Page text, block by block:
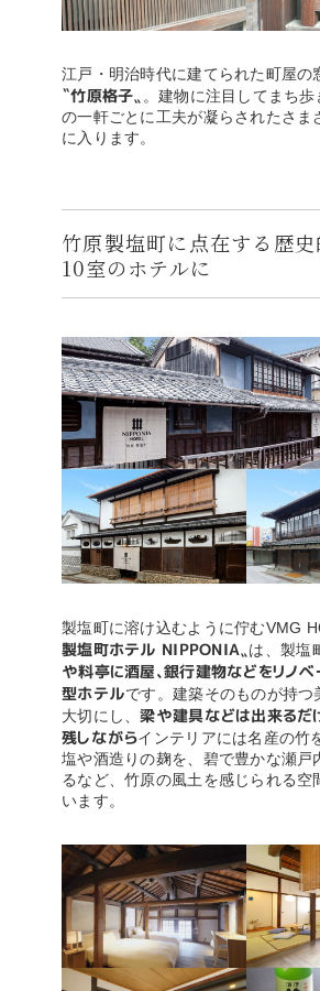
江戸・明治時代に建てられた町屋の
〝竹原格子〟 。建物に注目してまち
の一軒ごとに工夫が凝らされたさま
に入ります。
竹原製塩町に点在する歴
10室のホテルに
製塩町に溶け込むように佇むVMG
製塩町ホテル NIPPONIA〟は、製塩
や料亭に酒屋、銀行建物などをリノベ
型ホテルです。建築そのものが持つ
大切にし、梁や建具などは出来るだ
残しながらインテリアには名産の竹
塩や酒造りの麹を、碧で豊かな瀬戸
るなど、竹原の風土を感じられる空
います。